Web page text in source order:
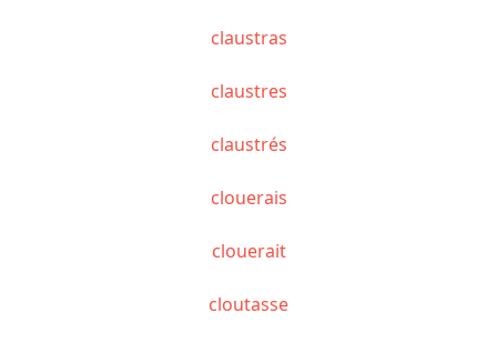
claustras
claustres
claustrés
clouerais
clouerait
cloutasse